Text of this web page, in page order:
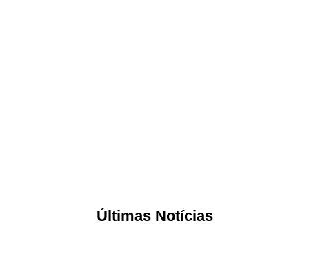
Últimas Notícias